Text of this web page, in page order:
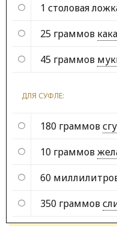
1 столовая
25 граммов
45 граммов
ДЛЯ СУФЛЕ:
180 граммов
10 граммов
60
350 граммов